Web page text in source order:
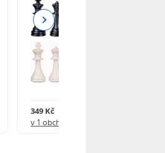
349 Kč
v 1 obchodě
Next